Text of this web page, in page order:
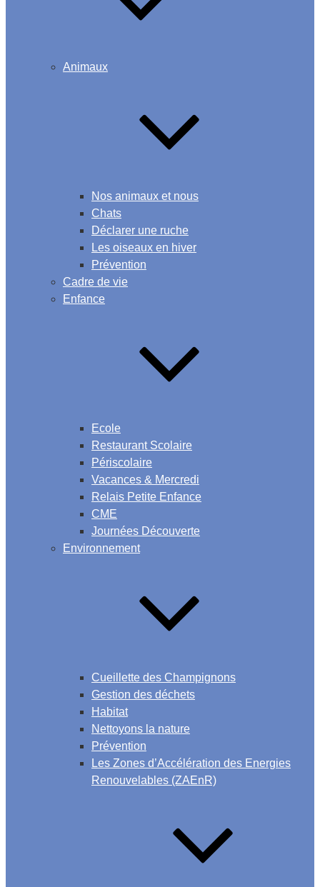
Animaux
Nos animaux et nous
Chats
Déclarer une ruche
Les oiseaux en hiver
Prévention
Cadre de vie
Enfance
Ecole
Restaurant Scolaire
Périscolaire
Vacances & Mercredi
Relais Petite Enfance
CME
Journées Découverte
Environnement
Cueillette des Champignons
Gestion des déchets
Habitat
Nettoyons la nature
Prévention
Les Zones d’Accélération des Energies
Renouvelables (ZAEnR)